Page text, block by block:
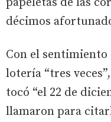
décimos
Con el sentimiento
lotería “tres
tocó “el 22 de
llamaron para